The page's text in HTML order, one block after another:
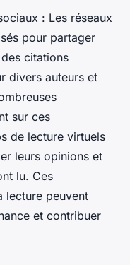
: Les réseaux
pour partager
citations
divers auteurs et
sur ces
de lecture virtuels
leurs opinions et
lu. Ces
lecture peuvent
et contribuer